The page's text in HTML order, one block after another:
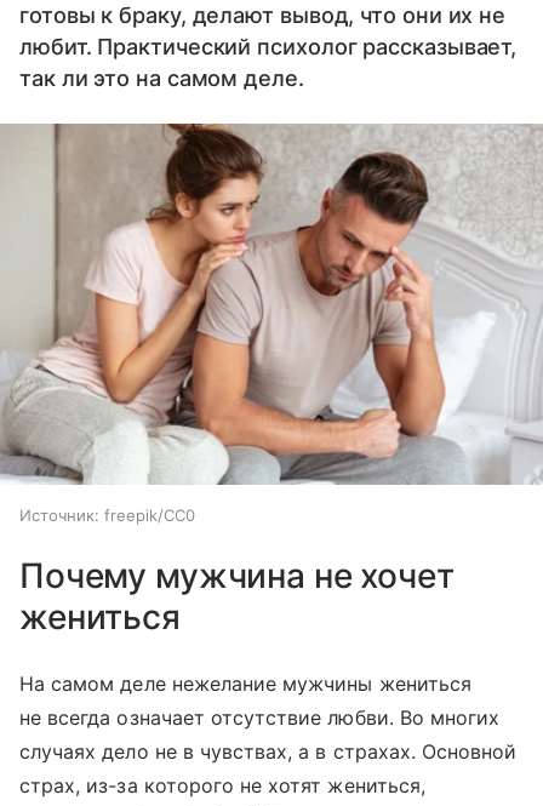
готовы к браку, делают вывод, что они их не
любит. Практический психолог рассказывает,
так ли это на самом деле.
Источник: freepik/CC0
Почему мужчина не хочет
жениться
На самом деле нежелание мужчины жениться
не всегда означает отсутствие любви. Во многих
случаях дело не в чувствах, а в страхах. Основной
страх, из-за которого не хотят жениться,